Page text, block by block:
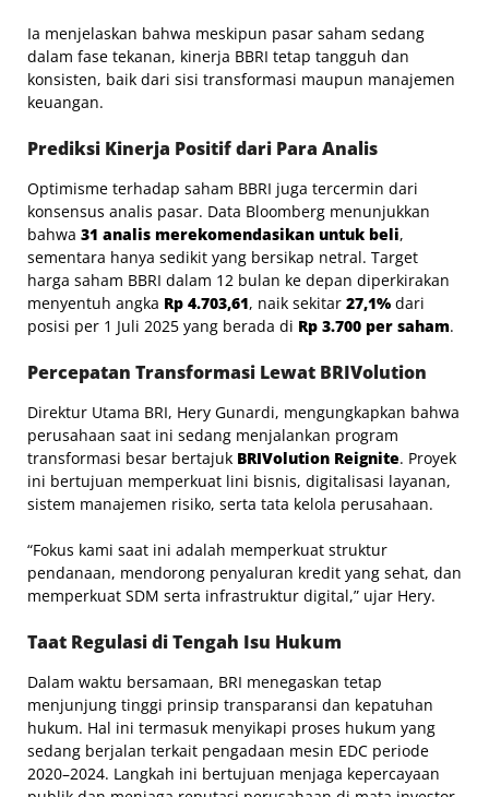
Ia menjelaskan bahwa meskipun pasar saham sedang
dalam fase tekanan, kinerja BBRI tetap tangguh dan
konsisten, baik dari sisi transformasi maupun manajemen
keuangan.
Prediksi Kinerja Positif dari Para Analis
Optimisme terhadap saham BBRI juga tercermin dari
konsensus analis pasar. Data Bloomberg menunjukkan
bahwa 31 analis merekomendasikan untuk beli,
sementara hanya sedikit yang bersikap netral. Target
harga saham BBRI dalam 12 bulan ke depan diperkirakan
menyentuh angka Rp 4.703,61, naik sekitar 27,1% dari
posisi per 1 Juli 2025 yang berada di Rp 3.700 per saham.
Percepatan Transformasi Lewat BRIVolution
Direktur Utama BRI, Hery Gunardi, mengungkapkan bahwa
perusahaan saat ini sedang menjalankan program
transformasi besar bertajuk BRIVolution Reignite. Proyek
ini bertujuan memperkuat lini bisnis, digitalisasi layanan,
sistem manajemen risiko, serta tata kelola perusahaan.
“Fokus kami saat ini adalah memperkuat struktur
pendanaan, mendorong penyaluran kredit yang sehat, dan
memperkuat SDM serta infrastruktur digital,” ujar Hery.
Taat Regulasi di Tengah Isu Hukum
Dalam waktu bersamaan, BRI menegaskan tetap
menjunjung tinggi prinsip transparansi dan kepatuhan
hukum. Hal ini termasuk menyikapi proses hukum yang
sedang berjalan terkait pengadaan mesin EDC periode
2020–2024. Langkah ini bertujuan menjaga kepercayaan